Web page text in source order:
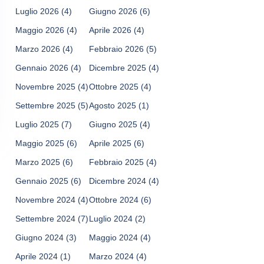
Luglio 2026 (4) Giugno 2026 (6)
Maggio 2026 (4) Aprile 2026 (4)
Marzo 2026 (4) Febbraio 2026 (5)
Gennaio 2026 (4) Dicembre 2025 (4)
Novembre 2025 (4)Ottobre 2025 (4)
Settembre 2025 (5)Agosto 2025 (1)
Luglio 2025 (7) Giugno 2025 (4)
Maggio 2025 (6) Aprile 2025 (6)
Marzo 2025 (6) Febbraio 2025 (4)
Gennaio 2025 (6) Dicembre 2024 (4)
Novembre 2024 (4)Ottobre 2024 (6)
Settembre 2024 (7)Luglio 2024 (2)
Giugno 2024 (3) Maggio 2024 (4)
Aprile 2024 (1) Marzo 2024 (4)